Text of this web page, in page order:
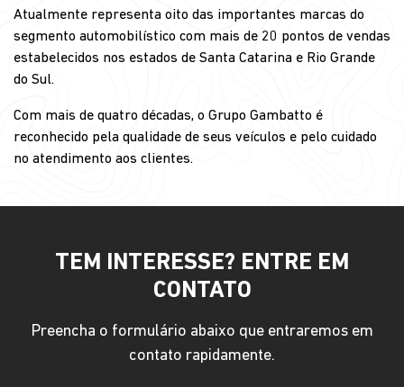
Atualmente representa oito das importantes marcas do
segmento automobilístico com mais de 20 pontos de vendas
estabelecidos nos estados de Santa Catarina e Rio Grande
do Sul.
Com mais de quatro décadas, o Grupo Gambatto é
reconhecido pela qualidade de seus veículos e pelo cuidado
no atendimento aos clientes.
TEM INTERESSE? ENTRE EM
CONTATO
Preencha o formulário abaixo que entraremos em
contato rapidamente.